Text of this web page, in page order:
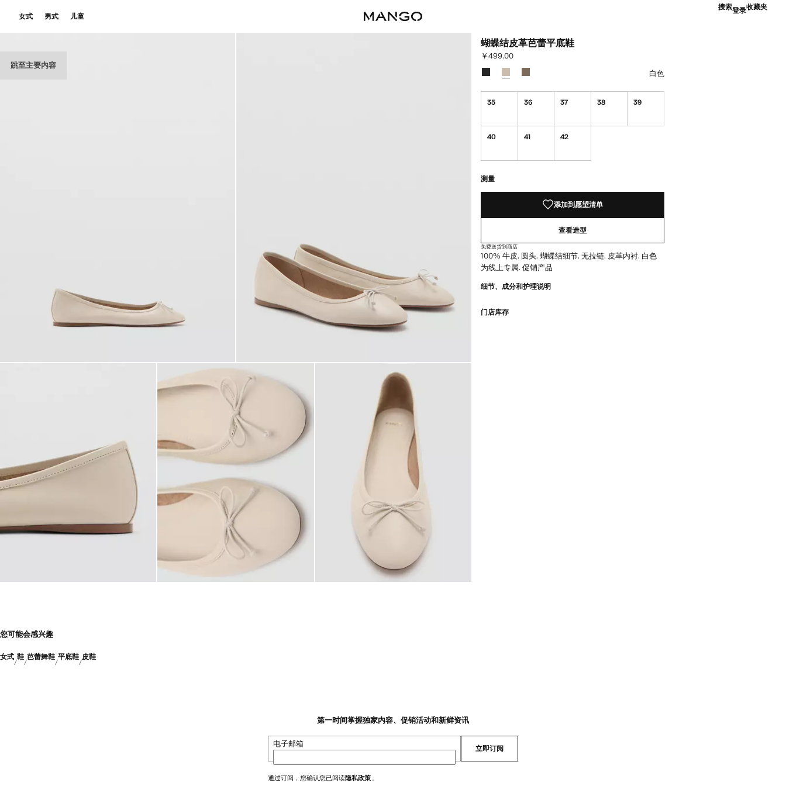
跳至主要内容
女式 男式 儿童
搜索登录收藏夹
蝴蝶结皮革芭蕾平底鞋
当前价格 [￥499.00 ]
￥499.00
选择颜色
颜色 黑色已选择颜色白色
颜色 淡/浅褐色
白色
35 36 37 38 39
40 41 42
测量
添加到愿望清单
查看造型
免费送货到商店
100% 牛皮. 圆头. 蝴蝶结细节. 无拉链. 皮革内衬. 白色
为线上专属. 促销产品
细节、成分和护理说明
门店库存
您可能会感兴趣
女式 鞋 芭蕾舞鞋 平底鞋 皮鞋
第一时间掌握独家内容、促销活动和新鲜资讯
电子邮箱 立即订阅
通过订阅，您确认您已阅读隐私政策 。